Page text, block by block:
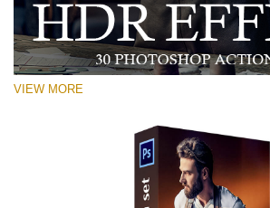
VIEW MORE